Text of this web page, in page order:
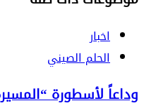
اخبار
الحلم الصيني
وداعاً لأسطورة “المسيرة